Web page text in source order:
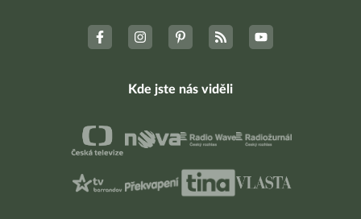
Kde jste nás viděli